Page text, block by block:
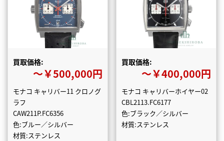
買取価格:
〜￥500,000円
モナコ キャリバー11 クロノグ
ラフ
CAW211P.FC6356
色:ブルー／シルバー
材質:ステンレス
買取価格:
〜￥400,000円
モナコ キャリバーホイヤー02
CBL2113.FC6177
色:ブラック／シルバー
材質:ステンレス